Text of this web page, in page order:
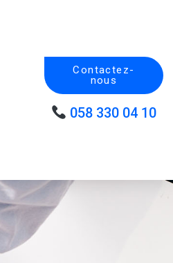
Contactez-
nous
058 330 04 10